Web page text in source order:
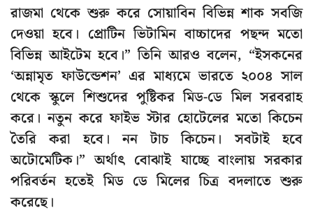
রাজমা থেকে শুরু করে সোয়াবিন বিভিন্ন শাক সবজি
দেওয়া হবে। প্রোটিন ভিটামিন বাচ্চাদের পছন্দ মতো
বিভিন্ন আইটেম হবে।” তিনি আরও বলেন, “ইসকনের
‘অন্নামৃত ফাউন্ডেশন’ এর মাধ্যমে ভারতে ২০০৪ সাল
থেকে স্কুলে শিশুদের পুষ্টিকর মিড-ডে মিল সরবরাহ
করে। নতুন করে ফাইভ স্টার হোটেলের মতো কিচেন
তৈরি করা হবে। নন টাচ কিচেন। সবটাই হবে
অটোমেটিক।” অর্থাৎ বোঝাই যাচ্ছে বাংলায় সরকার
পরিবর্তন হতেই মিড ডে মিলের চিত্র বদলাতে শুরু
করেছে।